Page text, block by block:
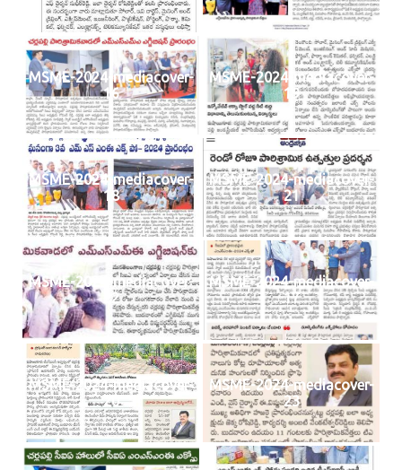
MSME-2024-mediacover-
16
MSME-2024-mediacover-
19
MSME-2024-mediacover-
18
MSME-2024-mediacover-
21
MSME-2024-mediacover-
22
MSME-2024-mediacover-
17
MSME-2024-mediacover-
20
MSME-2024-mediacover-
23